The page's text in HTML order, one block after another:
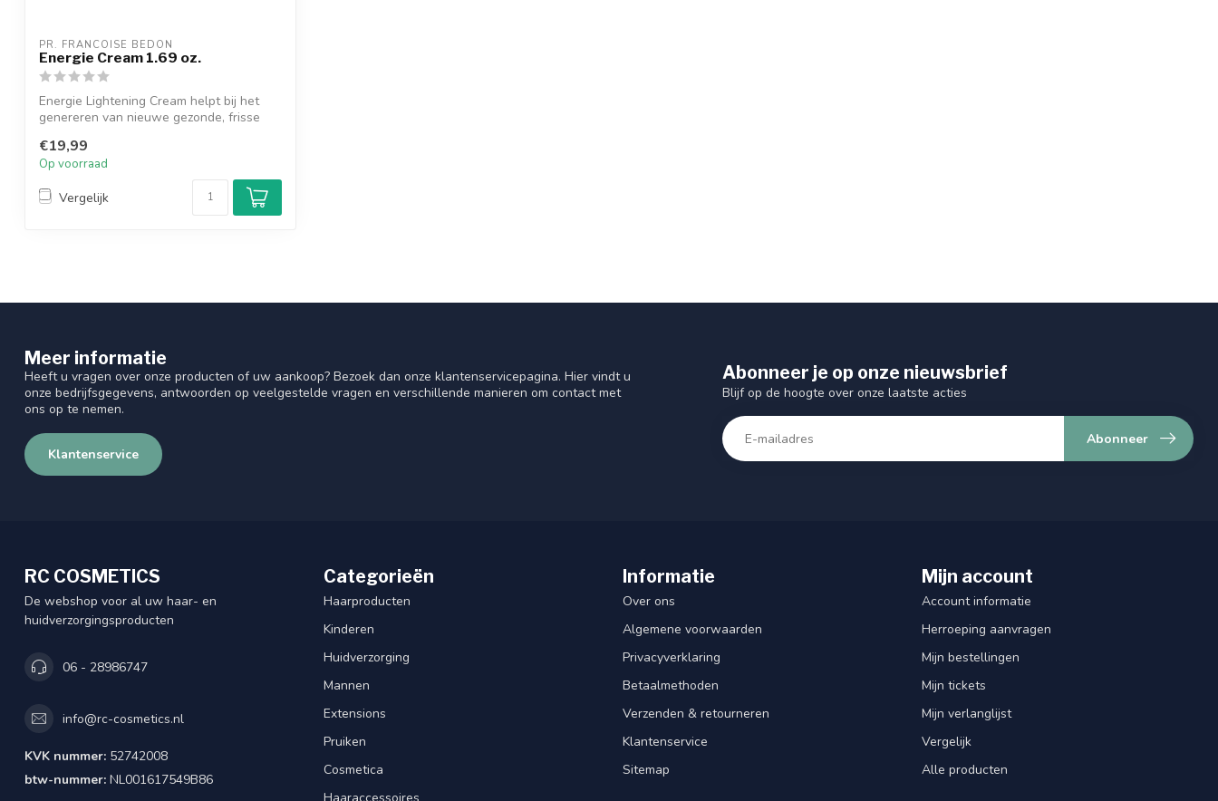
PR. FRANCOISE BEDON
Energie Cream 1.69 oz.
Energie Lightening Cream helpt bij het
genereren van nieuwe gezonde, frisse
€19,99
Op voorraad
Vergelijk
Meer informatie
Heeft u vragen over onze producten of uw aankoop? Bezoek dan onze klantenservicepagina. Hier vindt u
onze bedrijfsgegevens, antwoorden op veelgestelde vragen en verschillende manieren om contact met
ons op te nemen.
Klantenservice
Abonneer je op onze nieuwsbrief
Blijf op de hoogte over onze laatste acties
Abonneer
RC COSMETICS
De webshop voor al uw haar- en
huidverzorgingsproducten
06 - 28986747
info@rc-cosmetics.nl
KVK nummer: 52742008
btw-nummer: NL001617549B86
Categorieën
Haarproducten
Kinderen
Huidverzorging
Mannen
Extensions
Pruiken
Cosmetica
Informatie
Over ons
Algemene voorwaarden
Privacyverklaring
Betaalmethoden
Verzenden & retourneren
Klantenservice
Sitemap
Mijn account
Account informatie
Herroeping aanvragen
Mijn bestellingen
Mijn tickets
Mijn verlanglijst
Vergelijk
Alle producten